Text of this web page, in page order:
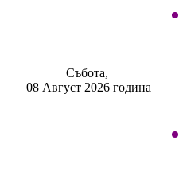
Събота,
08 Август 2026 година